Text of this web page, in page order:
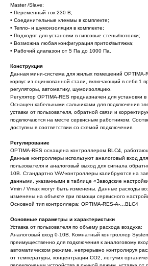
Master /Slave;
• Переменный ток 230 В;
• Соединительные клеммы в комплекте;
• Тепло- и шумоизоляция в комплекте;
• Подходят для установки в гипсовые стены/потолки;
• Возможна любая конфигурация приток/вытяжка;
• Рабочий диапазон от 5 Па до 1000 Па.
Конструкция
Данная мини-система для жилых помещений OPTIMA-
корпус из оцинкованной стали, включающий в себя 1
регуляторы, автоматику, шумоизоляцию.
Регулятор OPTIMA-RES предназначен для установки в
Оснащен кабельными сальниками для подключения
уставки от пользователя, обратной связи и
подключаются на месте сервисным работником.
доступны в соответствии со схемой подключения.
Регулирование
OPTIMA-RES оснащена контроллером BLC4,
Данные контроллеры используют аналоговый вход для
пользователя и аналоговый выход для сигнала
10В. Стандартно VAV-контроллеры калибруются на
данными, указанными в таблице «Заводские
Vmin / Vmax могут быть изменены. Данные расходы
изменены на объекте при помощи сервисного
Основной тип контроллера: OPTIMA-RES-A-…BLC4
Основные параметры и характеристики
Уставка от пользователя по объему расхода воздуха:
Аналоговый вход 0-10В. Комнатный контроллер
преимущественно для подключения к аналоговому
автоматическом режиме, непрерывно контролируя
от температуры, концентрации CO2, летучих